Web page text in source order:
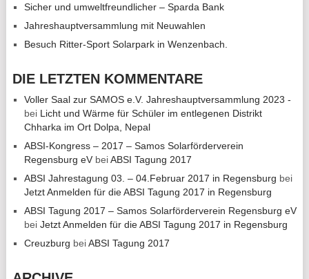
Sicher und umweltfreundlicher – Sparda Bank
Jahreshauptversammlung mit Neuwahlen
Besuch Ritter-Sport Solarpark in Wenzenbach.
DIE LETZTEN KOMMENTARE
Voller Saal zur SAMOS e.V. Jahreshauptversammlung 2023 -
bei Licht und Wärme für Schüler im entlegenen Distrikt
Chharka im Ort Dolpa, Nepal
ABSI-Kongress – 2017 – Samos Solarförderverein
Regensburg eVbeiABSI Tagung 2017
ABSI Jahrestagung 03. – 04.Februar 2017 in Regensburg bei
Jetzt Anmelden für die ABSI Tagung 2017 in Regensburg
ABSI Tagung 2017 – Samos Solarförderverein Regensburg eV
bei Jetzt Anmelden für die ABSI Tagung 2017 in Regensburg
Creuzburg beiABSI Tagung 2017